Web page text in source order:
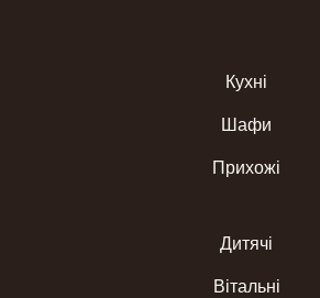
Кухні
Шафи
Прихожі
Дитячі
Вітальні